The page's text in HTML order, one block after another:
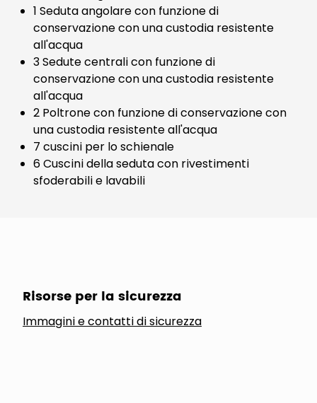
1 Seduta angolare con funzione di
conservazione con una custodia resistente
all'acqua
3 Sedute centrali con funzione di
conservazione con una custodia resistente
all'acqua
2 Poltrone con funzione di conservazione con
una custodia resistente all'acqua
7 cuscini per lo schienale
6 Cuscini della seduta con rivestimenti
sfoderabili e lavabili
Risorse per la sicurezza
Immagini e contatti di sicurezza